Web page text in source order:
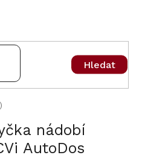
Hledat
nádobí
AutoDos